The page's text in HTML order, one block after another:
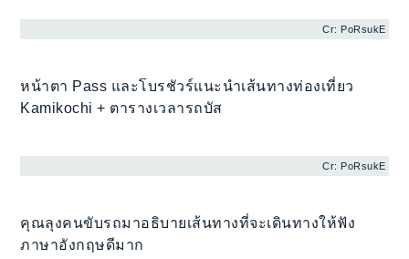
Cr: PoRsukE
หน้าตา Pass และโบรชัวร์แนะนำเส้นทางท่องเที่ยว
Kamikochi + ตารางเวลารถบัส
Cr: PoRsukE
คุณลุงคนขับรถมาอธิบายเส้นทางที่จะเดินทางให้ฟัง
ภาษาอังกฤษดีมาก